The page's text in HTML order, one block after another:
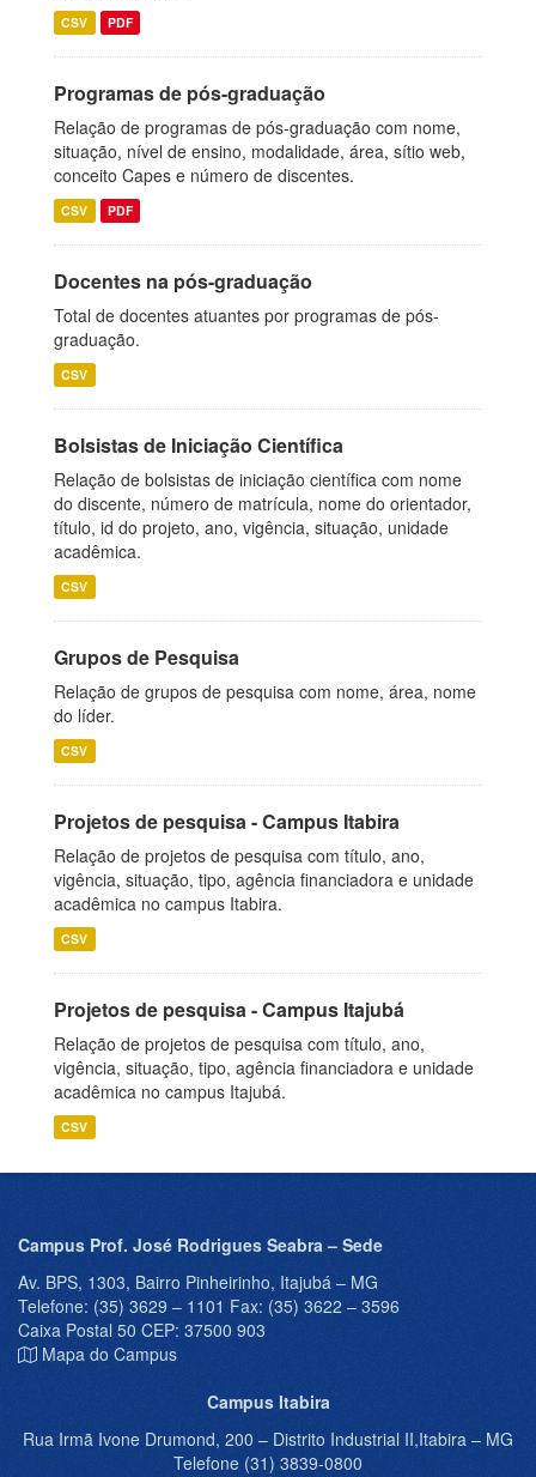
CSV PDF
Programas de pós-graduação
Relação de programas de pós-graduação com nome,
situação, nível de ensino, modalidade, área, sítio web,
conceito Capes e número de discentes.
CSV PDF
Docentes na pós-graduação
Total de docentes atuantes por programas de pós-
graduação.
CSV
Bolsistas de Iniciação Científica
Relação de bolsistas de iniciação científica com nome
do discente, número de matrícula, nome do orientador,
título, id do projeto, ano, vigência, situação, unidade
acadêmica.
CSV
Grupos de Pesquisa
Relação de grupos de pesquisa com nome, área, nome
do líder.
CSV
Projetos de pesquisa - Campus Itabira
Relação de projetos de pesquisa com título, ano,
vigência, situação, tipo, agência financiadora e unidade
acadêmica no campus Itabira.
CSV
Projetos de pesquisa - Campus Itajubá
Relação de projetos de pesquisa com título, ano,
vigência, situação, tipo, agência financiadora e unidade
acadêmica no campus Itajubá.
CSV
Campus Prof. José Rodrigues Seabra – Sede
Av. BPS, 1303, Bairro Pinheirinho, Itajubá – MG
Telefone: (35) 3629 – 1101 Fax: (35) 3622 – 3596
Caixa Postal 50 CEP: 37500 903
Mapa do Campus
Campus Itabira
Rua Irmã Ivone Drumond, 200 – Distrito Industrial II,Itabira – MG
Telefone (31) 3839-0800